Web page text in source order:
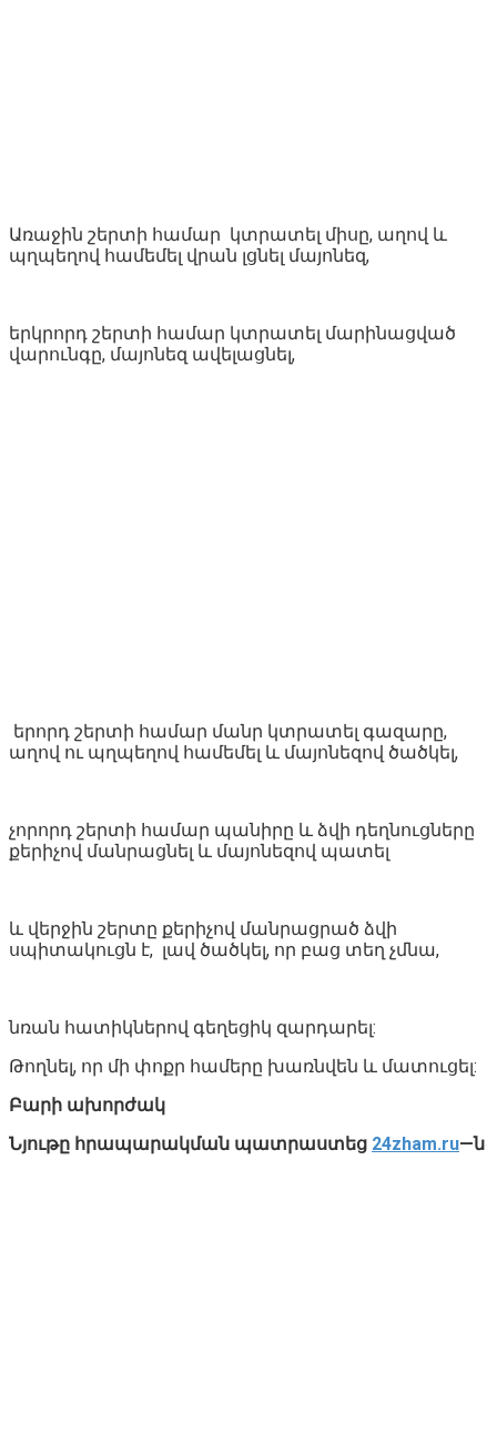
Առաջին շերտի համար կտրատել միսը, աղով և
պղպեղով համեմել վրան լցնել մայոնեզ,
երկրորդ շերտի համար կտրատել մարինացված
վարունգը, մայոնեզ ավելացնել,
երորդ շերտի համար մանր կտրատել գազարը,
աղով ու պղպեղով համեմել և մայոնեզով ծածկել,
չորորդ շերտի համար պանիրը և ձվի դեղնուցները
քերիչով մանրացնել և մայոնեզով պատել
և վերջին շերտը քերիչով մանրացրած ձվի
սպիտակուցն է, լավ ծածկել, որ բաց տեղ չմնա,
նռան հատիկներով գեղեցիկ զարդարել:
Թողնել, որ մի փոքր համերը խառնվեն և մատուցել:
Բարի ախորժակ
Նյութը հրապարակման պատրաստեց 24zham.ru—ն